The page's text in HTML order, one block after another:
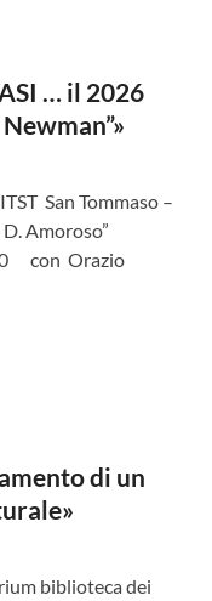
… il 2026
San Tommaso –
Amoroso”
con Orazio
di un
biblioteca dei